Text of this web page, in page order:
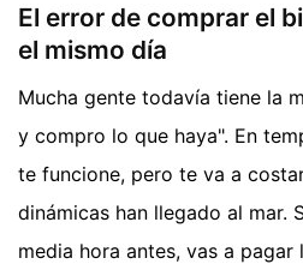
El error de comprar el
el mismo día
Mucha gente todavía tiene la
y compro lo que haya". En
te funcione, pero te va a
dinámicas han llegado al mar.
media hora antes, vas a pagar